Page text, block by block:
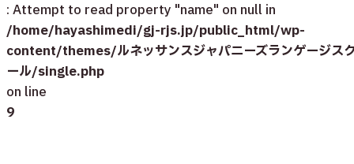
: Attempt to read property "name" on null in
/home/hayashimedi/gj-rjs.jp/public_html/wp-
content/themes/ルネッサンスジャパニーズランゲージス
ール/single.php
on line
9